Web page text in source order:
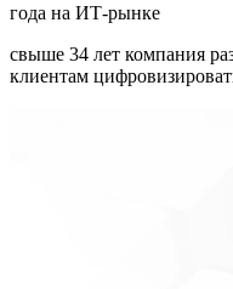
года на ИТ-рынке
свыше 34 лет компания
клиентам